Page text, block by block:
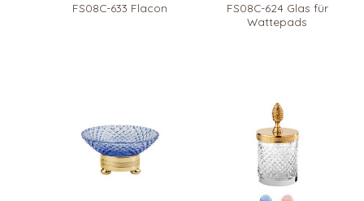
FS08C-633 Flacon
FS08C-624 Glas für
Wattepads